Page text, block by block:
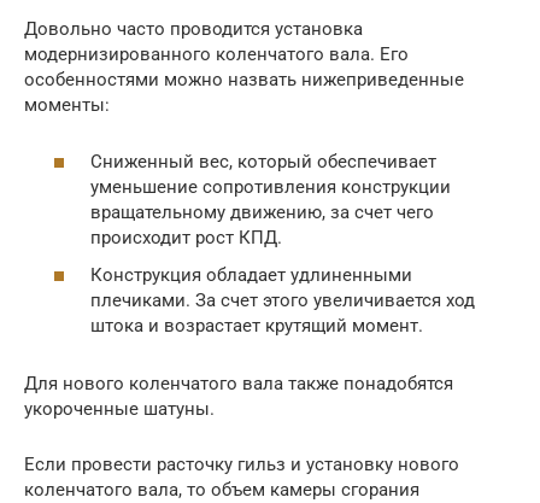
Довольно часто проводится установка
модернизированного коленчатого вала. Его
особенностями можно назвать нижеприведенные
моменты:
Сниженный вес, который обеспечивает
уменьшение сопротивления конструкции
вращательному движению, за счет чего
происходит рост КПД.
Конструкция обладает удлиненными
плечиками. За счет этого увеличивается ход
штока и возрастает крутящий момент.
Для нового коленчатого вала также понадобятся
укороченные шатуны.
Если провести расточку гильз и установку нового
коленчатого вала, то объем камеры сгорания